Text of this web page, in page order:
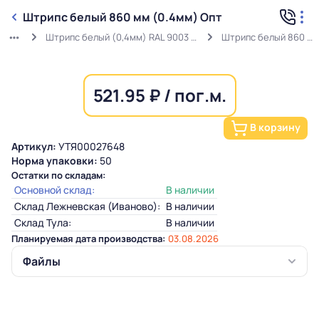
Штрипс белый 860 мм (0.4мм) Опт
Штрипс белый (0,4мм) RAL 9003 ГОСТ в защитной пленке Штрипс белый 860 мм (0.4мм) Опт
521.95 ₽ / пог.м.
В корзину
Артикул: УТЯ00027648
Норма упаковки: 50
Остатки по складам:
Основной склад:
В наличии
Склад Лежневская (Иваново): В наличии
Склад Тула:
В наличии
Планируемая дата производства: 03.08.2026
Файлы